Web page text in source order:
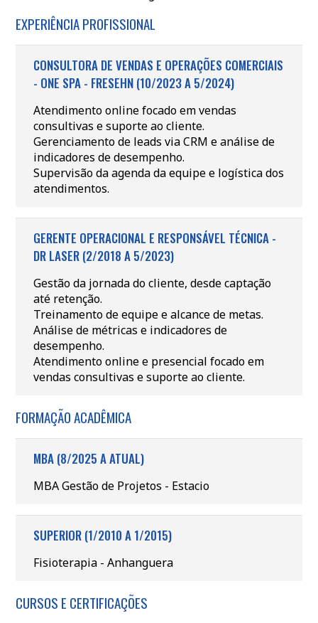
EXPERIÊNCIA PROFISSIONAL
CONSULTORA DE VENDAS E OPERAÇÕES COMERCIAIS
- ONE SPA - FRESEHN (10/2023 A 5/2024)
Atendimento online focado em vendas
consultivas e suporte ao cliente.
Gerenciamento de leads via CRM e análise de
indicadores de desempenho.
Supervisão da agenda da equipe e logística dos
atendimentos.
GERENTE OPERACIONAL E RESPONSÁVEL TÉCNICA -
DR LASER (2/2018 A 5/2023)
Gestão da jornada do cliente, desde captação
até retenção.
Treinamento de equipe e alcance de metas.
Análise de métricas e indicadores de
desempenho.
Atendimento online e presencial focado em
vendas consultivas e suporte ao cliente.
FORMAÇÃO ACADÊMICA
MBA (8/2025 A ATUAL)
MBA Gestão de Projetos - Estacio
SUPERIOR (1/2010 A 1/2015)
Fisioterapia - Anhanguera
CURSOS E CERTIFICAÇÕES